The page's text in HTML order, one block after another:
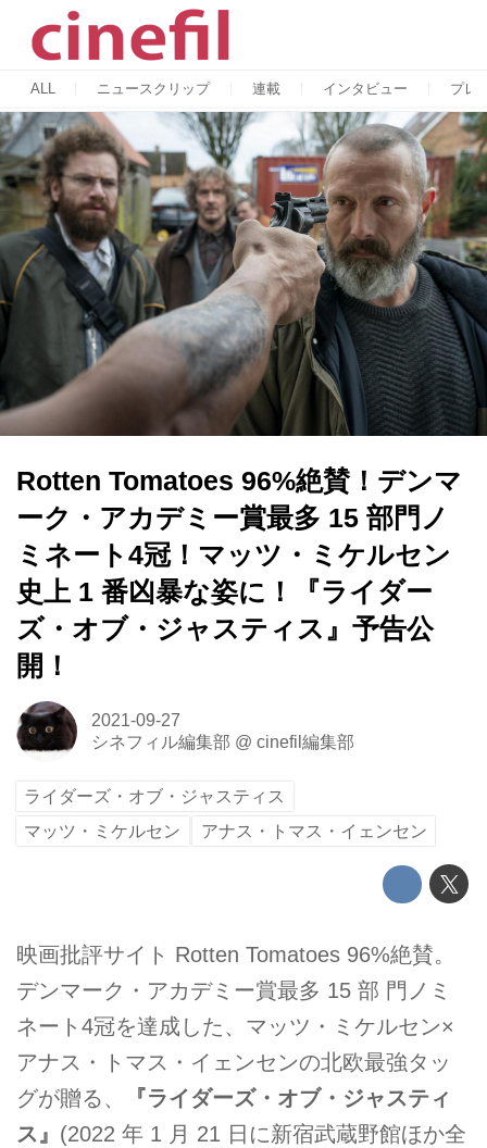
ALL ニュースクリップ 連載 インタビュー プレ
Rotten Tomatoes 96%絶賛！デンマ
ーク・アカデミー賞最多 15 部門ノ
ミネート4冠！マッツ・ミケルセン
史上 1 番凶暴な姿に！『ライダー
ズ・オブ・ジャスティス』予告公
開！
2021-09-27
シネフィル編集部 @ cinefil編集部
ライダーズ・オブ・ジャスティス
マッツ・ミケルセン
アナス・トマス・イェンセン
映画批評サイト Rotten Tomatoes 96%絶賛。
デンマーク・アカデミー賞最多 15 部 門ノミ
ネート4冠を達成した、マッツ・ミケルセン×
アナス・トマス・イェンセンの北欧最強タッ
グが贈る、
『ライダーズ・オブ・ジャスティ
ス』 (2022 年 1 月 21 日に新宿武蔵野館ほか全